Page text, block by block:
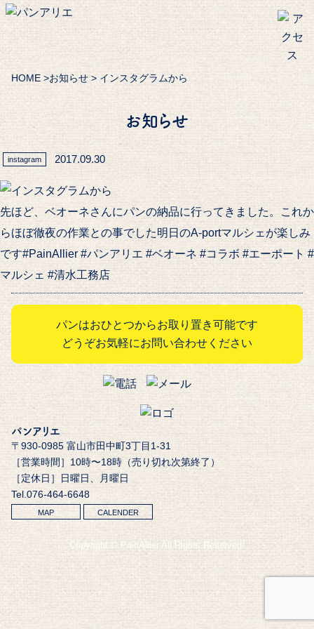
HOME >お知らせ > インスタグラムから
お知らせ
instagram 2017.09.30
先ほど、ベオーネさんにパンの納品に行ってきました。これか
らほぼ徹夜の作業との事でした明日のA-portマルシェが楽しみ
です#PainAllier #パンアリエ #ベオーネ #コラボ #エーポート #
マルシェ #清水工務店
パンはおひとつからお取り置き可能です
どうぞお気軽にお問い合わせください
パンアリエ
〒930-0985 富山市田中町3丁目1-31
［営業時間］10時〜18時（売り切れ次第終了）
［定休日］日曜日、月曜日
Tel.076-464-6648
MAP CALENDER
Copyright © PainAllier All Rights Reserved.